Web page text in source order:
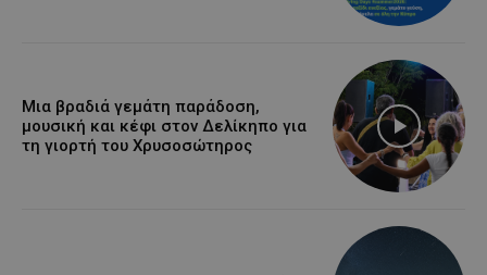
Μια βραδιά γεμάτη παράδοση,
μουσική και κέφι στον Δελίκηπο για
τη γιορτή του Χρυσοσώτηρος